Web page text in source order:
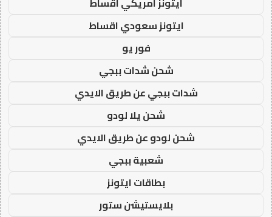
ايتونز سعودي اقساط
فور يو
شحن شدات ببجي
شدات ببجي عن طريق الايدي
شحن يلا لودو
شحن لودو عن طريق الايدي
شعبية ببجي
بطاقات ايتونز
بلايستيشن ستور